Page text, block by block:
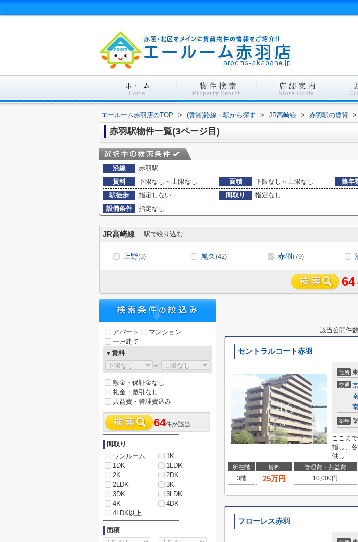
エールーム赤羽店のTOP > (賃貸)路線・駅から探す > JR高崎線 > 赤羽駅の賃貸 >
赤羽駅物件一覧(3ページ目)
沿線
赤羽駅
賃料
下限なし～上限なし 面積 下限なし～上限なし 築年
駅徒歩
指定しない 間取り
指定なし
設備条件
指定なし
JR高崎線 駅で絞り込む
上野(3) 尾久 (42) 赤羽(79)
64
該当公開件
セントラルコート赤羽
住所
交通
築年
ここま
指し、
供し...
所在階 賃料 管理費・共益費
3階
25万円 10,000円
フローレス赤羽
アパート
マンション
一戸建て
▼賃料
～
敷金・保証金なし
礼金・敷引なし
共益費・管理費込み
64件が該当
間取り
ワンルーム
1K
1DK
1LDK
2K
2DK
2LDK
3K
3DK
3LDK
4K
4DK
4LDK以上
面積